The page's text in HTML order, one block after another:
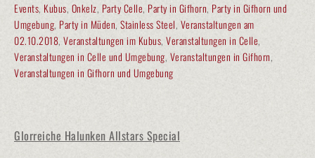
Events, Kubus, Onkelz, Party Celle, Party in Gifhorn, Party in Gifhorn und
Umgebung, Party in Müden, Stainless Steel, Veranstaltungen am
02.10.2018, Veranstaltungen im Kubus, Veranstaltungen in Celle,
Veranstaltungen in Celle und Umgebung, Veranstaltungen in Gifhorn,
Veranstaltungen in Gifhorn und Umgebung
Glorreiche Halunken Allstars Special